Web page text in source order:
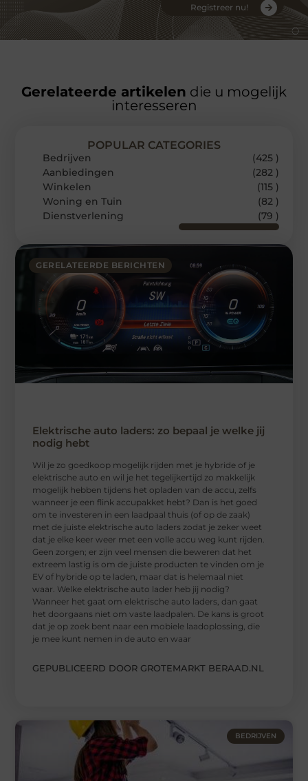
Registreer nu!
Gerelateerde artikelen die u mogelijk
interesseren
GERELATEERDE BERICHTEN
Elektrische auto laders: zo bepaal je welke jij
nodig hebt
Wil je zo goedkoop mogelijk rijden met je hybride of je
elektrische auto en wil je het tegelijkertijd zo makkelijk
mogelijk hebben tijdens het opladen van de accu, zelfs
wanneer je een flink accupakket hebt? Dan is het goed
om te investeren in een laadpaal thuis (of op de zaak)
met de juiste elektrische auto laders zodat je zeker weet
dat je elke keer weer met een volle accu weg kunt rijden.
Geen zorgen; er zijn veel mensen die beweren dat het
extreem lastig is om de juiste producten te vinden om je
EV of hybride op te laden, maar dat is helemaal niet
waar. Welke elektrische auto lader heb jij nodig?
Wanneer het gaat om elektrische auto laders, dan gaat
het doorgaans niet om vaste laadpalen. De kans is groot
dat je op zoek bent naar een mobiele laadoplossing, die
je mee kunt nemen in de auto en waar
GEPUBLICEERD DOOR GROTEMARKT BERAAD.NL
POPULAR CATEGORIES
Bedrijven
(425 )
Aanbiedingen
(282 )
Winkelen
(115 )
Woning en Tuin
(82 )
Dienstverlening
(79 )
BEDRIJVEN